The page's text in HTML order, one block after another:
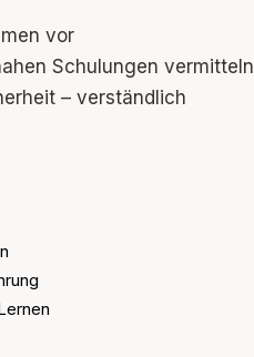
vor
Schulungen vermitteln
– verständlich